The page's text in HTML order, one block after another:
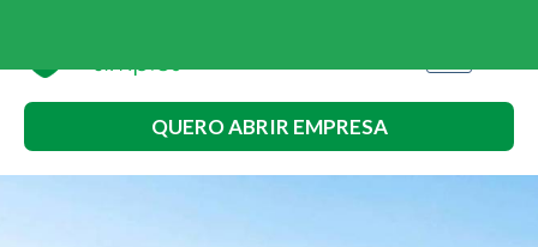
QUERO ABRIR EMPRESA